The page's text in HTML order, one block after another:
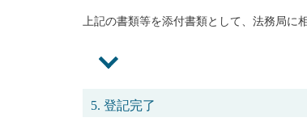
上記の書類等を添付書類として、法務局に
5. 登記完了